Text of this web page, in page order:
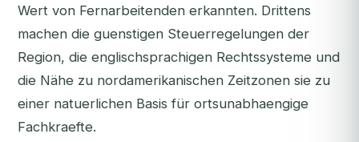
Wert von Fernarbeitenden erkannten. Drittens
machen die guenstigen Steuerregelungen der
Region, die englischsprachigen Rechtssysteme und
die Nähe zu nordamerikanischen Zeitzonen sie zu
einer natuerlichen Basis für ortsunabhaengige
Fachkraefte.